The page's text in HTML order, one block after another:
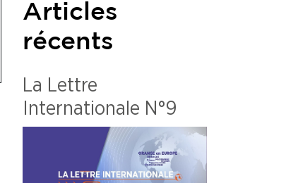
Articles
récents
La Lettre
Internationale N°9